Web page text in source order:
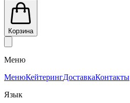
Корзина
Меню
МенюКейтерингДоставкаКонтакты
Язык